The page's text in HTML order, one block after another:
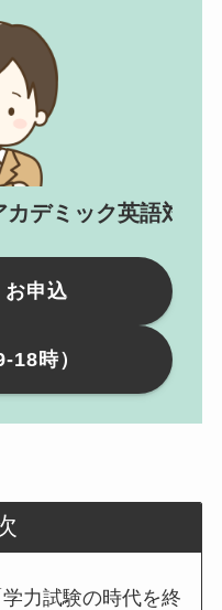
カデミック英語対策
お申込
18時）
力試験の時代を終